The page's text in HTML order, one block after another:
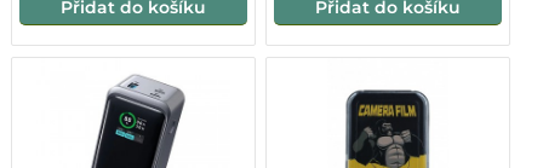
Přidat do košíku Přidat do košíku